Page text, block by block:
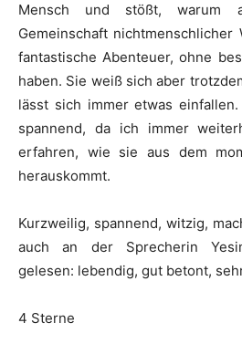
Mensch und stößt, warum
Gemeinschaft
fantastische Abenteuer, ohne
haben. Sie weiß sich aber
lässt sich immer etwas
spannend, da ich immer
erfahren, wie sie aus dem
herauskommt.
Kurzweilig, spannend, witzig,
auch an der Sprecherin
gelesen: lebendig, gut betont,
4 Sterne